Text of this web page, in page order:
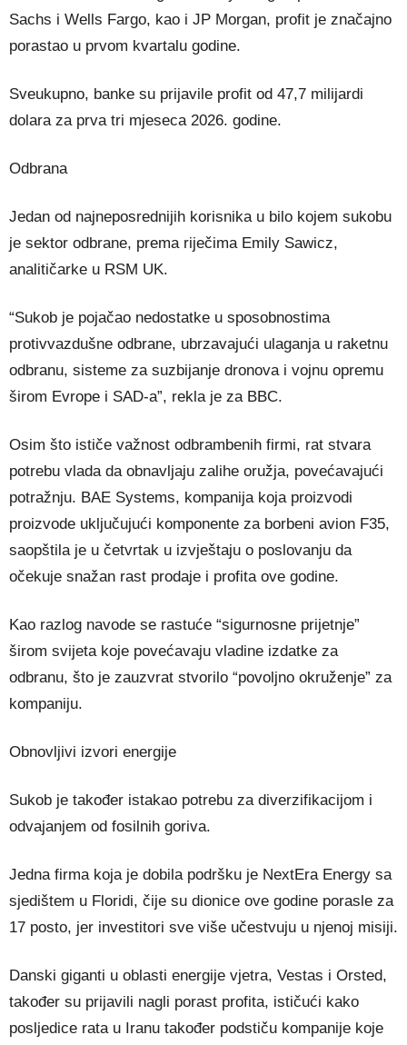
Sachs i Wells Fargo, kao i JP Morgan, profit je značajno
porastao u prvom kvartalu godine.
Sveukupno, banke su prijavile profit od 47,7 milijardi
dolara za prva tri mjeseca 2026. godine.
Odbrana
Jedan od najneposrednijih korisnika u bilo kojem sukobu
je sektor odbrane, prema riječima Emily Sawicz,
analitičarke u RSM UK.
“Sukob je pojačao nedostatke u sposobnostima
protivvazdušne odbrane, ubrzavajući ulaganja u raketnu
odbranu, sisteme za suzbijanje dronova i vojnu opremu
širom Evrope i SAD-a”, rekla je za BBC.
Osim što ističe važnost odbrambenih firmi, rat stvara
potrebu vlada da obnavljaju zalihe oružja, povećavajući
potražnju. BAE Systems, kompanija koja proizvodi
proizvode uključujući komponente za borbeni avion F35,
saopštila je u četvrtak u izvještaju o poslovanju da
očekuje snažan rast prodaje i profita ove godine.
Kao razlog navode se rastuće “sigurnosne prijetnje”
širom svijeta koje povećavaju vladine izdatke za
odbranu, što je zauzvrat stvorilo “povoljno okruženje” za
kompaniju.
Obnovljivi izvori energije
Sukob je također istakao potrebu za diverzifikacijom i
odvajanjem od fosilnih goriva.
Jedna firma koja je dobila podršku je NextEra Energy sa
sjedištem u Floridi, čije su dionice ove godine porasle za
17 posto, jer investitori sve više učestvuju u njenoj misiji.
Danski giganti u oblasti energije vjetra, Vestas i Orsted,
također su prijavili nagli porast profita, ističući kako
posljedice rata u Iranu također podstiču kompanije koje